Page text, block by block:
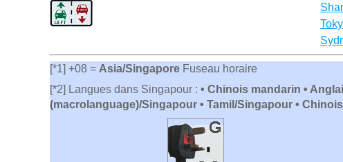
[*1] +08 = Asia/Singapore Fuseau horaire
[*2] Langues dans Singapour : • Chinois mandarin •
(macrolanguage)/Singapour • Tamil/Singapour •